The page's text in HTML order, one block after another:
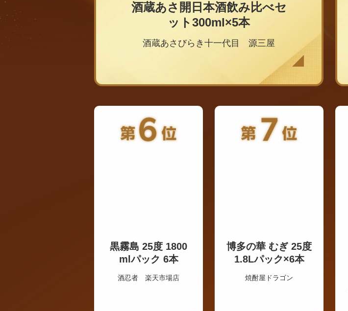
酒蔵あさ開日本酒飲み比べセ
ット300ml×5本
酒蔵あさびらき十一代目 源三屋
黒霧島 25度 1800
mlパック 6本
酒忍者 楽天市場店
博多の華 むぎ 25度
1.8Lパック×6本
焼酎屋ドラゴン